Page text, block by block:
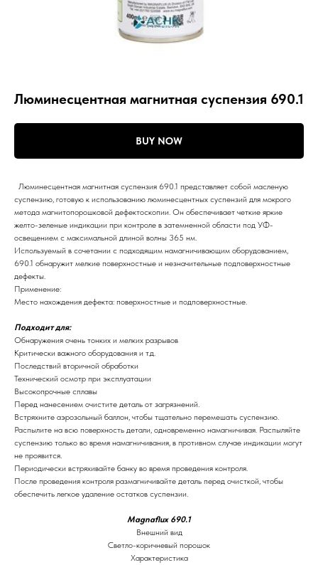
Люминесцентная магнитная суспензия 690.1
BUY NOW
Люминесцентная магнитная суспензия 690.1 представляет собой масленую
суспензию, готовую к использованию люминесцентных суспензий для мокрого
метода магнитопорошковой дефектоскопии. Он обеспечивает четкие яркие
желто-зеленые индикации при контроле в затемненной области под УФ-
освещением с максимальной длиной волны 365 нм.
Используемый в сочетании с подходящим намагничивающим оборудованием,
690.1 обнаружит мелкие поверхностные и незначительные подповерхностные
дефекты.
Применение:
Место нахождения дефекта: поверхностные и подповерхностные.
Подходит для:
Обнаружения очень тонких и мелких разрывов
Критически важного оборудования и т.д.
Последствий вторичной обработки
Технический осмотр при эксплуатации
Высокопрочные сплавы
Перед нанесением очистите деталь от загрязнений.
Встряхните аэрозольный баллон, чтобы тщательно перемешать суспензию.
Распылите на всю поверхность детали, одновременно намагничивая. Распыляйте
суспензию только во время намагничивания, в противном случае индикации могут
не проявится.
Периодически встряхивайте банку во время проведения контроля.
После проведения контроля размагничивайте деталь перед очисткой, чтобы
обеспечить легкое удаление остатков суспензии.
Magnaflux 690.1
Внешний вид
Светло-коричневый порошок
Характеристика